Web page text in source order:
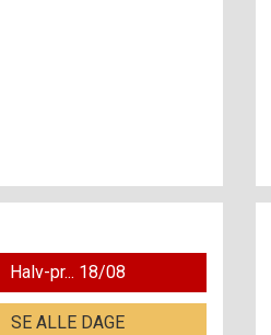
Halv-pr... 18/08
SE ALLE DAGE